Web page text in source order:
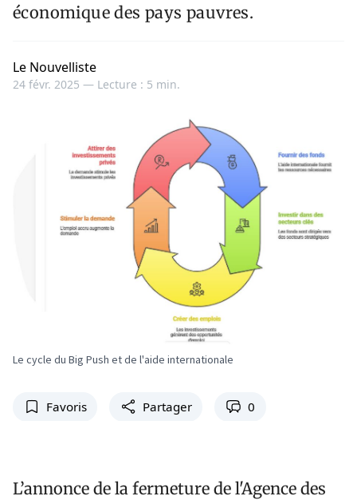
économique des pays pauvres.
Le Nouvelliste
24 févr. 2025 — Lecture : 5 min.
Le cycle du Big Push et de l'aide internationale
Favoris Partager 0
L’annonce de la fermeture de l'Agence des